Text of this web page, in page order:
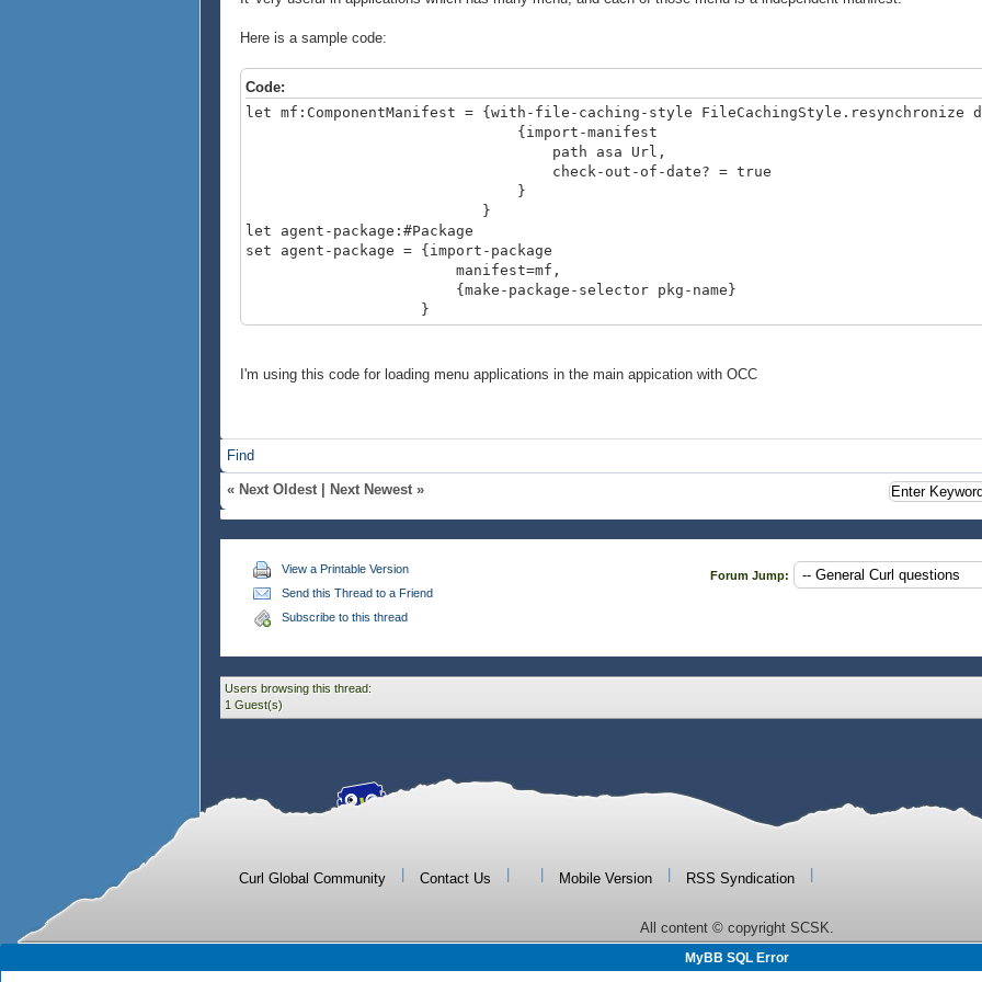
Here is a sample code:
Code:
let mf:ComponentManifest = {with-file-caching-style FileCachingStyle.resynchronize
{import-manifest
path asa Url,
check-out-of-date? = true
}
}
let agent-package:#Package
set agent-package = {import-package
manifest=mf,
{make-package-selector pkg-name}
}
I'm using this code for loading menu applications in the main appication with OCC
Find
« Next Oldest Next Newest »
View a Printable Version
Send this Thread to a Friend
Subscribe to this thread
Forum Jump:
Users browsing this thread:
1 Guest(s)
Curl Global Community Contact Us Mobile Version RSS Syndication
All content © copyright SCSK.
MyBB SQL Error